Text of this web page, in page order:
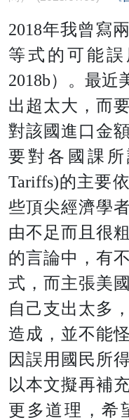
2018年我曾寫
等式的可能誤
2018b）。最近
出超太大，而
對該國進口金
要對各國課所
Tariffs)的主要
些頂尖經濟學
由不足而且很
的言論中，有
式，而主張美
自己支出太多
造成，並不能
因誤用國民所
以本文擬再補
更多道理，希